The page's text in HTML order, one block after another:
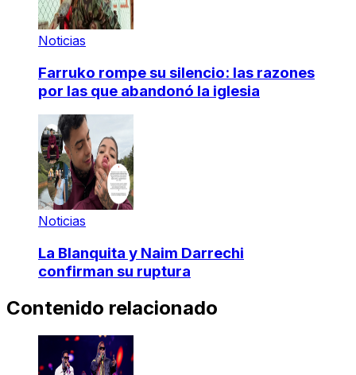
Noticias
Farruko rompe su silencio: las razones
por las que abandonó la iglesia
Noticias
La Blanquita y Naim Darrechi
confirman su ruptura
Contenido relacionado